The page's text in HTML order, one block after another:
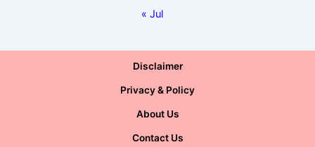
« Jul
Disclaimer
Privacy & Policy
About Us
Contact Us